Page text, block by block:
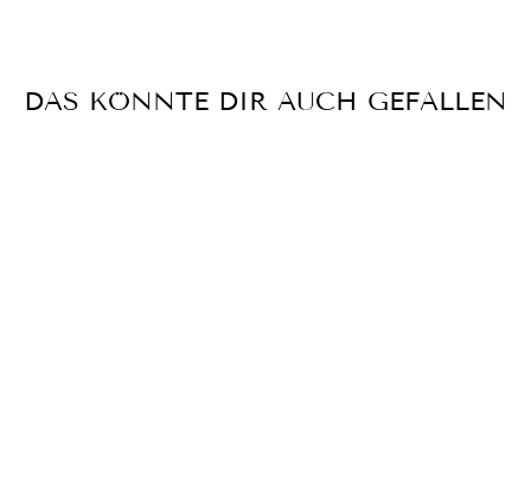
DAS KÖNNTE DIR AUCH GEFALLEN